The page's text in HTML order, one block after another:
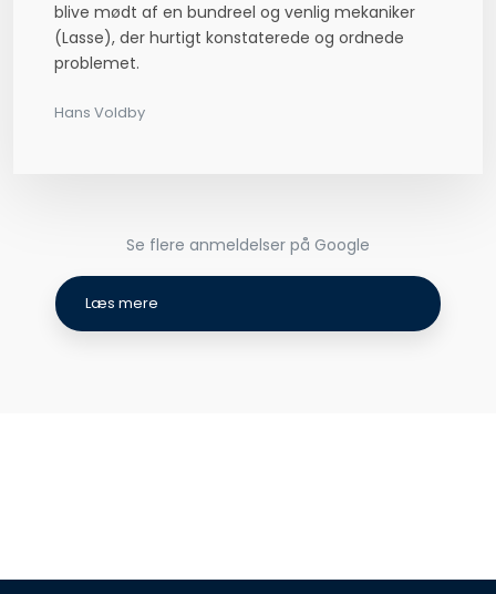
blive mødt af en bundreel og venlig mekaniker
(Lasse), der hurtigt konstaterede og ordnede
problemet.
Hans Voldb​y
Se flere anmeldelser på Google​
Læs mere​